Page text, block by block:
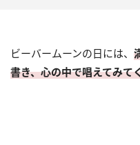
ビーバームーンの日には、
書き、心の中で唱えてみて